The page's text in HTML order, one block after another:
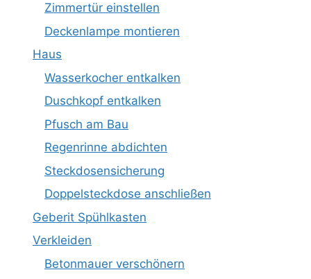
Zimmertür einstellen
Deckenlampe montieren
Haus
Wasserkocher entkalken
Duschkopf entkalken
Pfusch am Bau
Regenrinne abdichten
Steckdosensicherung
Doppelsteckdose anschließen
Geberit Spühlkasten
Verkleiden
Betonmauer verschönern